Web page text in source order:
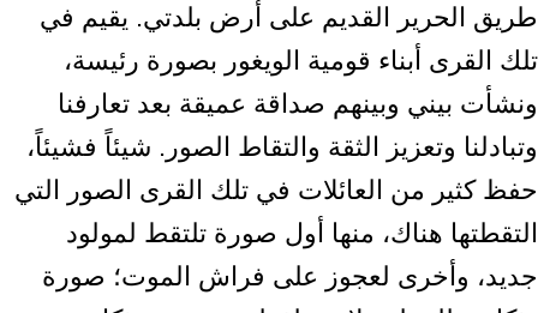
طريق ‏الحرير القديم على أرض بلدتي. يقيم في
تلك القرى أبناء قومية الويغور بصورة رئيسة،
‏ونشأت بيني وبينهم صداقة عميقة بعد تعارفنا
وتبادلنا وتعزيز الثقة والتقاط الصور. شيئاً ‏فشيئاً،
حفظ كثير من العائلات في تلك القرى الصور التي
التقطتها هناك، منها أول صورة ‏تلتقط لمولود
جديد، وأخرى لعجوز على فراش الموت؛ صورة